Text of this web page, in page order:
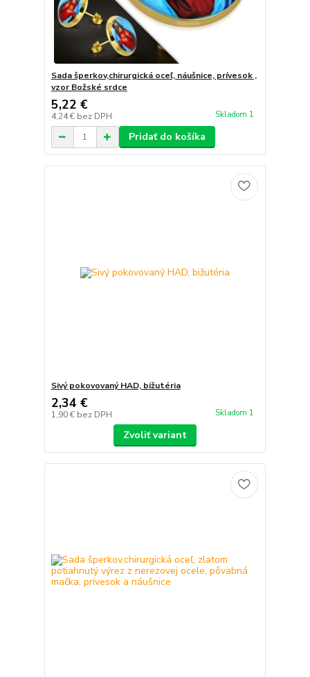
Sada šperkov,chirurgická oceľ, náušnice, prívesok ,
vzor Božské srdce
5,22 €
4,24 € bez DPH Skladom 1
Pridať do košíka
Sivý pokovovaný HAD, bižutéria
2,34 €
1,90 € bez DPH Skladom 1
Zvoliť variant